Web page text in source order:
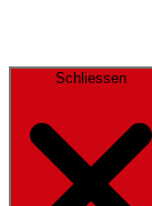
Schliessen